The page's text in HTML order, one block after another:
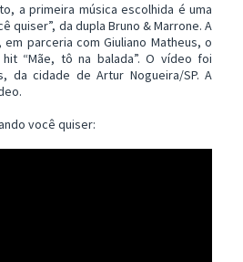
a primeira música escolhida é uma
quiser”, da dupla Bruno & Marrone. A
parceria com Giuliano Matheus, o
“Mãe, tô na balada”. O vídeo foi
da cidade de Artur Nogueira/SP. A
você quiser: